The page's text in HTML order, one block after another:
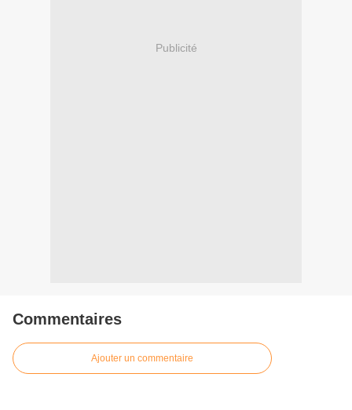
Publicité
Commentaires
Ajouter un commentaire